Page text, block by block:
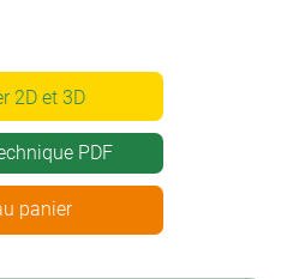
2D et 3D
PDF
panier